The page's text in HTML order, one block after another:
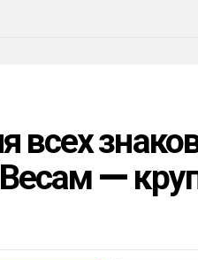
всех
—